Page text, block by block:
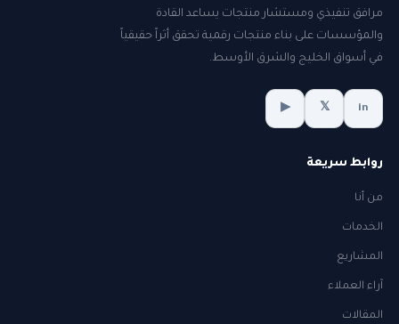
مرافق تنفيذي ومستشار منتجات يساعد القادة
والمؤسسات على بناء منتجات رقمية تحقق أثراً حقيقياً
في أسواق الخليج والشرق الأوسط.
in
𝕏
▶
روابط سريعة
من أنا
الخدمات
المشاريع
آراء العملاء
المقالات